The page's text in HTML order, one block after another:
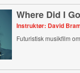
Where Did I
Instruktør: David
Futuristisk musikfilm